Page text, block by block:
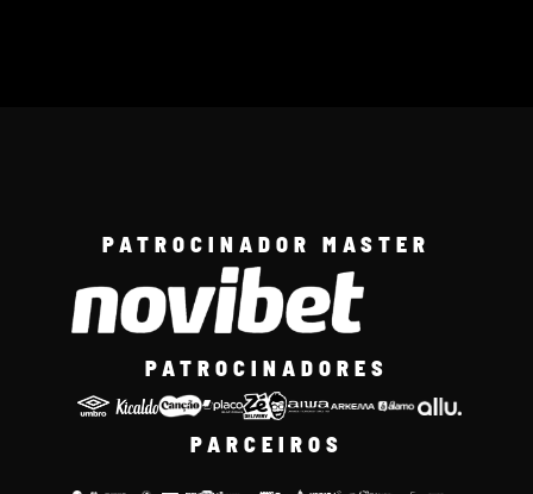
PATROCINADOR MASTER
PATROCINADORES
PARCEIROS